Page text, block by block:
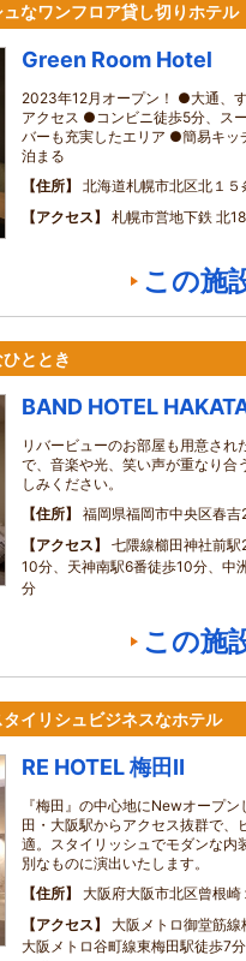
なワンフロア貸し切りホテル
Green Room Hotel
2023年12月オープン！ ●大通、
アクセス ●コンビニ徒歩5分、ス
バーも充実したエリア ●簡易キッ
泊まる
住所
北海道札幌市北区北１
アクセス
札幌市営地下鉄 北
この施
ととき
BAND HOTEL
リバービューのお部屋も用意され
で、音楽や光、笑い声が重なり合
しみください。
住所
福岡県福岡市中央区春吉
アクセス
七隈線櫛田神社前
10分、天神南駅6番徒歩10分、中
分
この施
イリシュビジネスなホテル
RE HOTEL 梅田Ⅱ
『梅田』の中心地にNewオープ
田・大阪駅からアクセス抜群で、
適。スタイリッシュでモダンな内
別なものに演出いたします。
住所
大阪府大阪市北区曾根崎
アクセス
大阪メトロ御堂筋
大阪メトロ谷町線東梅田駅徒歩7